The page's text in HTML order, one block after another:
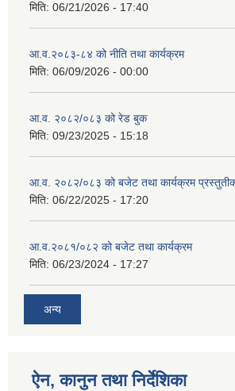
मिति: 06/21/2026 - 17:40
आ.व.२०८३-८४ को नीति तथा कार्यक्रम
मिति: 06/09/2026 - 00:00
आ.व. २०८२/०८३ को रेड बुक
मिति: 09/23/2025 - 15:18
आ.व. २०८२/०८३ को बजेट तथा कार्यक्रम
मिति: 06/22/2025 - 17:20
आ.व.२०८१/०८२ को बजेट तथा कार्यक्रम
मिति: 06/23/2024 - 17:27
अन्य
ऐन, कानुन तथा निर्देशिका